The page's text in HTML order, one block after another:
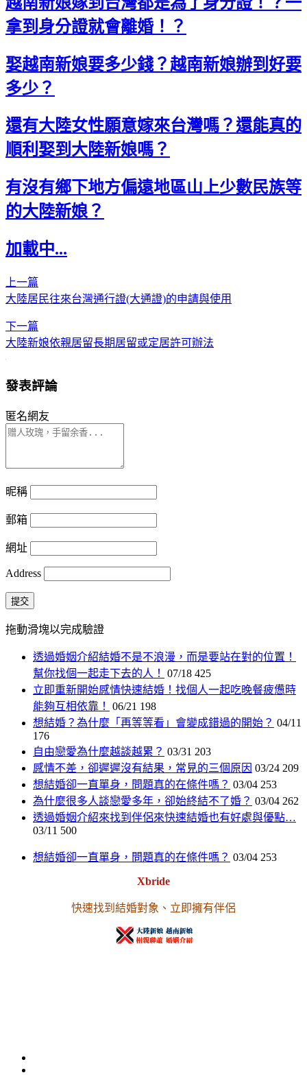
拿到身分證就會離婚！？
娶越南新娘要多少錢？越南新娘辦到好要
多少？
還有大陸女性願意嫁來台灣嗎？還能真的
順利娶到大陸新娘嗎？
有沒有鄉下地方偏遠地區山上少數民族等
的大陸新娘？
加載中...
上一篇
大陸居民往來台灣通行證(大通證)的申請與使用
下一篇
大陸新娘依親居留長期居留或定居許可辦法
發表評論
匿名網友
昵稱
郵箱
網址
Address
提交
拖動滑塊以完成驗證
透過婚姻介紹結婚不是不浪漫，而是要站在對的位置！
幫你找個一起走下去的人！
07/18 425
立即重新開始感情快速結婚！找個人一起吃晚餐疲憊時
能夠互相依靠！
06/21 198
想結婚？為什麼「再等等看」會變成錯過的開始？ 04/11
176
自由戀愛為什麼越談越累？ 03/31 203
感情不差，卻遲遲沒有結果，常見的三個原因 03/24 209
想結婚卻一直單身，問題真的在條件嗎？ 03/04 253
為什麼很多人談戀愛多年，卻始終結不了婚？ 03/04 262
透過婚姻介紹來找到伴侶來快速結婚也有好處與優點…
03/11 500
想結婚卻一直單身，問題真的在條件嗎？ 03/04 253
Xbride
快速找到結婚對象、立即擁有伴侶